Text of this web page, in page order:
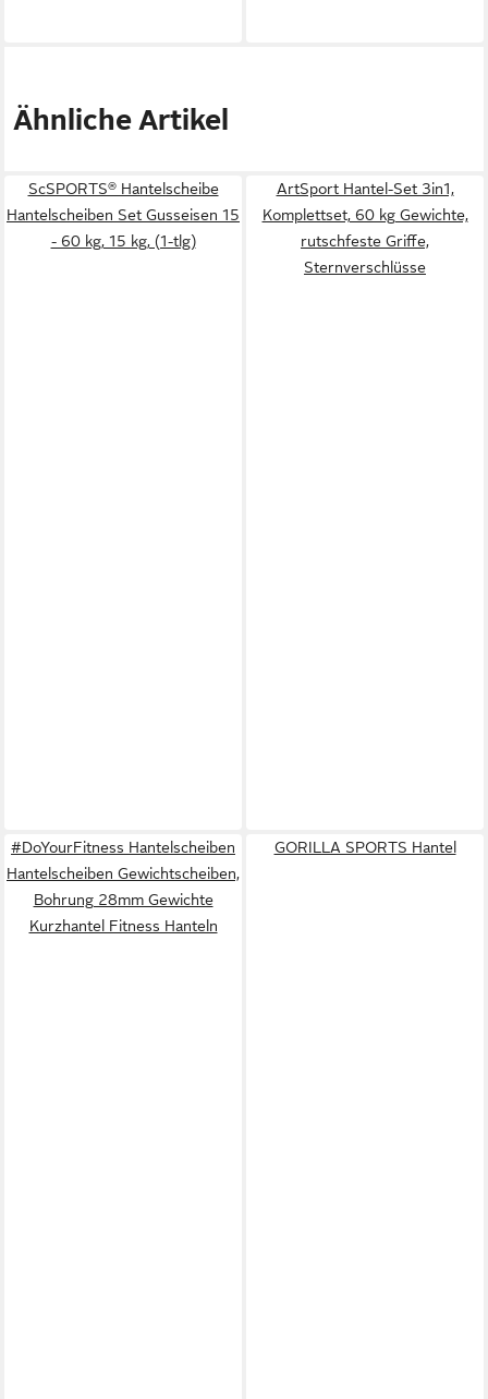
Ähnliche Artikel
ScSPORTS® Hantelscheibe
Hantelscheiben Set Gusseisen 15
- 60 kg, 15 kg, (1-tlg)
ArtSport Hantel-Set 3in1,
Komplettset, 60 kg Gewichte,
rutschfeste Griffe,
Sternverschlüsse
#DoYourFitness Hantelscheiben
Hantelscheiben Gewichtscheiben,
Bohrung 28mm Gewichte
Kurzhantel Fitness Hanteln
GORILLA SPORTS Hantel